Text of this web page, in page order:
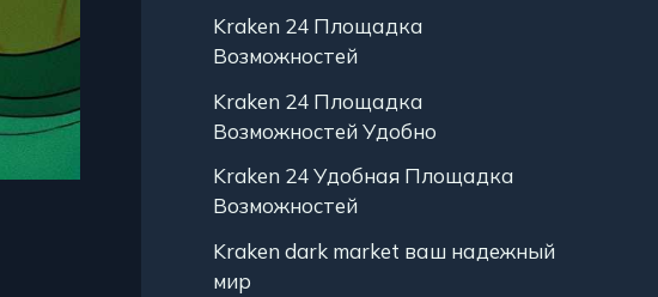
Kraken 24 Площадка
Возможностей
Kraken 24 Площадка
Возможностей Удобно
Kraken 24 Удобная Площадка
Возможностей
Kraken dark market ваш надежный
мир